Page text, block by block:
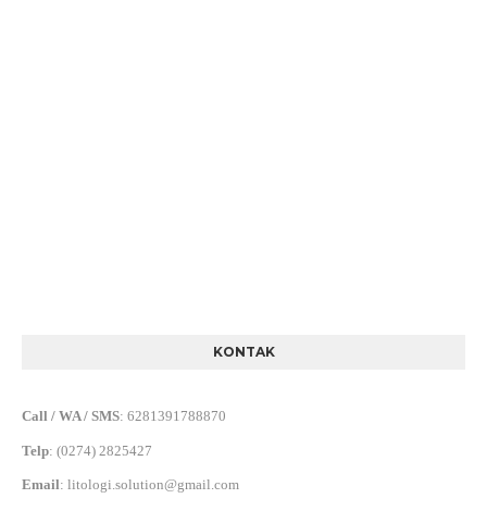
KONTAK
Call / WA / SMS: 6281391788870
Telp: (0274) 2825427
Email: litologi.solution@gmail.com